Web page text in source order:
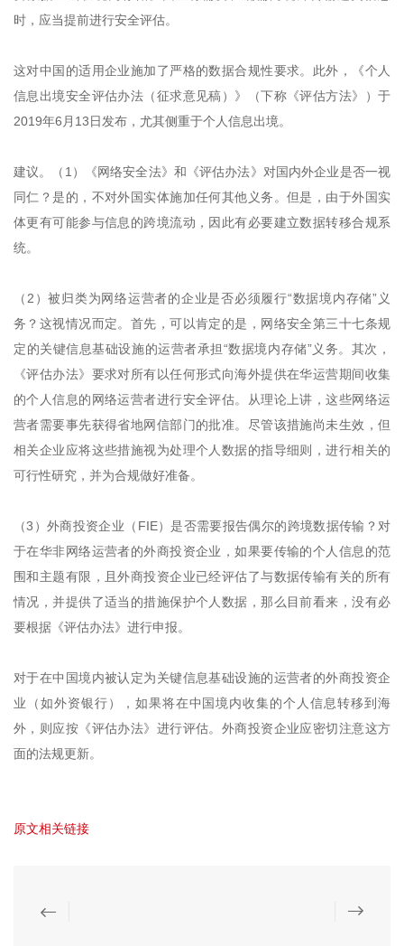
时，应当提前进行安全评估。
这对中国的适用企业施加了严格的数据合规性要求。此外，《个人
信息出境安全评估办法（征求意见稿）》（下称《评估方法》）于
2019年6月13日发布，尤其侧重于个人信息出境。
建议。（1）《网络安全法》和《评估办法》对国内外企业是否一视
同仁？是的，不对外国实体施加任何其他义务。但是，由于外国实
体更有可能参与信息的跨境流动，因此有必要建立数据转移合规系
统。
（2）被归类为网络运营者的企业是否必须履行“数据境内存储”义
务？这视情况而定。首先，可以肯定的是，网络安全第三十七条规
定的关键信息基础设施的运营者承担“数据境内存储”义务。其次，
《评估办法》要求对所有以任何形式向海外提供在华运营期间收集
的个人信息的网络运营者进行安全评估。从理论上讲，这些网络运
营者需要事先获得省地网信部门的批准。尽管该措施尚未生效，但
相关企业应将这些措施视为处理个人数据的指导细则，进行相关的
可行性研究，并为合规做好准备。
（3）外商投资企业（FIE）是否需要报告偶尔的跨境数据传输？对
于在华非网络运营者的外商投资企业，如果要传输的个人信息的范
围和主题有限，且外商投资企业已经评估了与数据传输有关的所有
情况，并提供了适当的措施保护个人数据，那么目前看来，没有必
要根据《评估办法》进行申报。
对于在中国境内被认定为关键信息基础设施的运营者的外商投资企
业（如外资银行），如果将在中国境内收集的个人信息转移到海
外，则应按《评估办法》进行评估。外商投资企业应密切注意这方
面的法规更新。
原文相关链接